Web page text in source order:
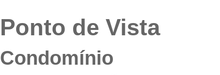
Ponto de Vista
Condomínio